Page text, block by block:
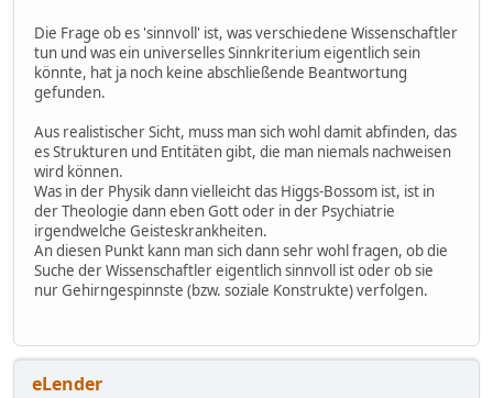
Die Frage ob es 'sinnvoll' ist, was verschiedene Wissenschaftler
tun und was ein universelles Sinnkriterium eigentlich sein
könnte, hat ja noch keine abschließende Beantwortung
gefunden.
Aus realistischer Sicht, muss man sich wohl damit abfinden, das
es Strukturen und Entitäten gibt, die man niemals nachweisen
wird können.
Was in der Physik dann vielleicht das Higgs-Bossom ist, ist in
der Theologie dann eben Gott oder in der Psychiatrie
irgendwelche Geisteskrankheiten.
An diesen Punkt kann man sich dann sehr wohl fragen, ob die
Suche der Wissenschaftler eigentlich sinnvoll ist oder ob sie
nur Gehirngespinnste (bzw. soziale Konstrukte) verfolgen.
eLender